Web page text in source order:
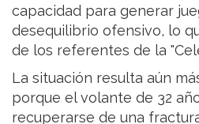
capacidad para generar
desequilibrio ofensivo, lo
de los referentes de la
La situación resulta aún
porque el volante de 32
recuperarse de una